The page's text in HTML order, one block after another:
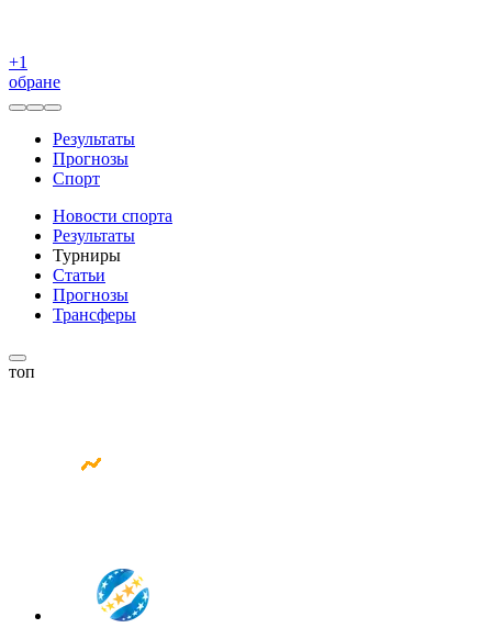
+1
обране
Результаты
Прогнозы
Спорт
Новости спорта
Результаты
Турниры
Статьи
Прогнозы
Трансферы
топ